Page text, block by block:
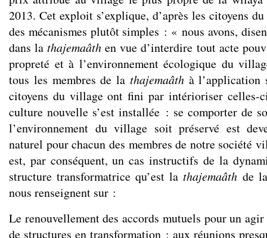
2013. Cet exploit s’explique, d’après les citoyens
des mécanismes plutôt simples : « nous avons,
dans lathajemaâth en vue d’interdire tout acte
propreté et à l’environnement écologique du
tous les membres de la thajemaâthà l’application
citoyens du village ont fini par intérioriser celles-
culture nouvelle s’est installée : se comporter de
l’environnement du village soit préservé est
naturel pour chacun des membres de notre société
est, par conséquent, un cas instructifs de la
structure transformatrice qu’est lathajemaâth de
nous renseignent sur :
Le renouvellement des accords mutuels pour un
de structures en transformation : aux réunions